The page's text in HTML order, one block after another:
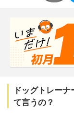
ドッグトレー
て言うの？